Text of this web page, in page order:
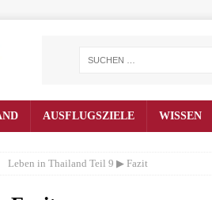
AUSFLUGSZIELE WISSEN
Leben in Thailand Teil 9 ▶ Fazit